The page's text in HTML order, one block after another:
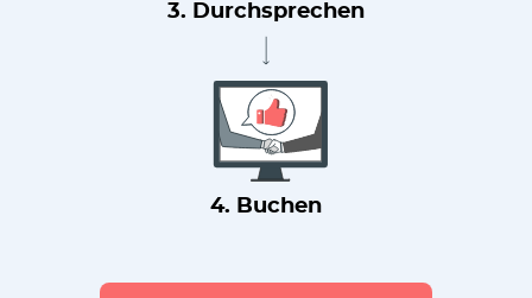
3. Durchsprechen
4. Buchen